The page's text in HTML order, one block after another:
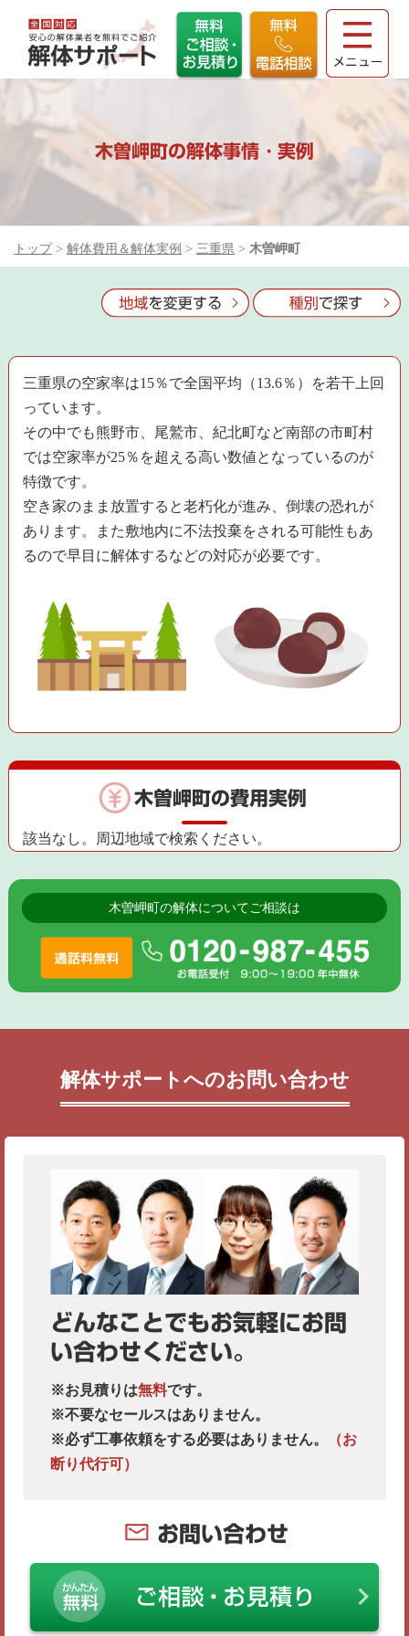
木曽岬町の解体事情・実例
トップ > 解体費用＆解体実例 > 三重県 > 木曽岬町
三重県の空家率は15％で全国平均（13.6％）を若干上回
っています。
その中でも熊野市、尾鷲市、紀北町など南部の市町村
では空家率が25％を超える高い数値となっているのが
特徴です。
空き家のまま放置すると老朽化が進み、倒壊の恐れが
あります。また敷地内に不法投棄をされる可能性もあ
るので早目に解体するなどの対応が必要です。
木曽岬町の費用実例
該当なし。周辺地域で検索ください。
木曽岬町の解体についてご相談は
解体サポートへのお問い合わせ
どんなことでもお気軽にお問
い合わせください。
※お見積りは無料です。
※不要なセールスはありません。
※必ず工事依頼をする必要はありません。
（お
断り代行可）
お問い合わせ